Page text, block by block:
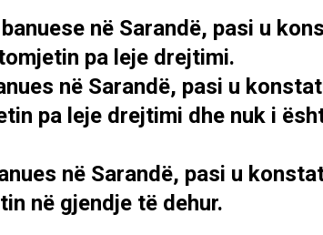
në Sarandë, pasi u
pa leje drejtimi.
në Sarandë, pasi u
pa leje drejtimi dhe nuk i
në Sarandë, pasi u
në gjendje të dehur.